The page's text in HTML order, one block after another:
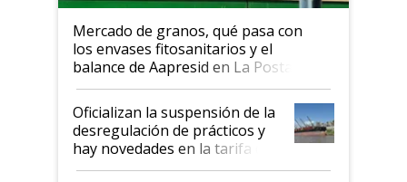
Mercado de granos, qué pasa con
los envases fitosanitarios y el
balance de Aapresid en La Posta
Oficializan la suspensión de la
desregulación de prácticos y
hay novedades en la tarifa de
la hidrovía